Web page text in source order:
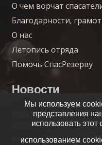
О чем ворчат
Благодарности,
О нас
Летопись отряда
Помочь СпасРезерву
Новости
Май 2026. Итоги
15.06.2026
Апрель 2026. Итоги
Мы используем
представления
использовать этот
использованием